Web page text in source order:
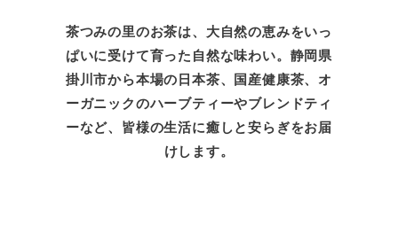
茶つみの里のお茶は、大自然の恵みをいっ
ぱいに受けて育った自然な味わい。静岡県
掛川市から本場の日本茶、国産健康茶、オ
ーガニックのハーブティーやブレンドティ
ーなど、皆様の生活に癒しと安らぎをお届
けします。